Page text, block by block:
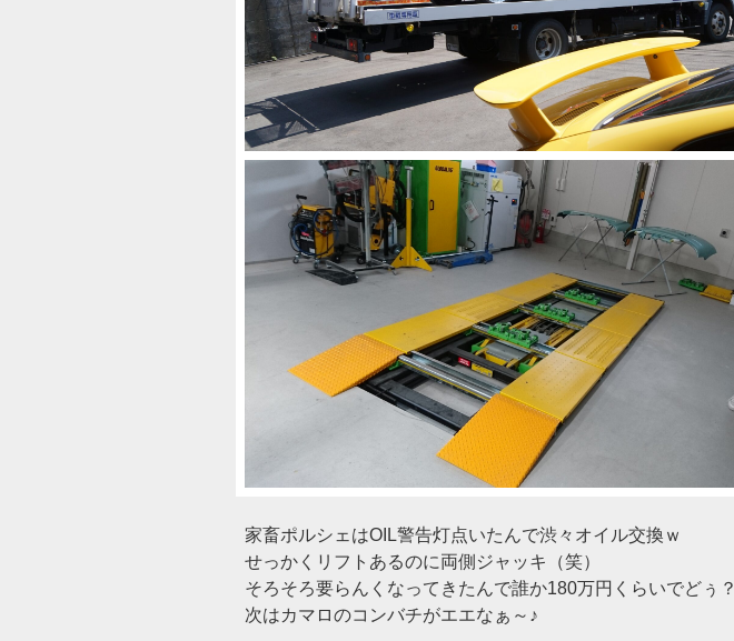
家畜ポルシェはOIL警告灯点いたんで渋々オイル交換ｗ
せっかくリフトあるのに両側ジャッキ（笑）
そろそろ要らんくなってきたんで誰か180万円くらいでどぅ？
次はカマロのコンバチがエエなぁ～♪